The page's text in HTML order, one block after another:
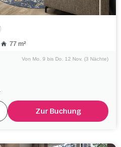
77 m²
Von Mo. 9 bis Do. 12 Nov. (3 Nächte)
Zur Buchung